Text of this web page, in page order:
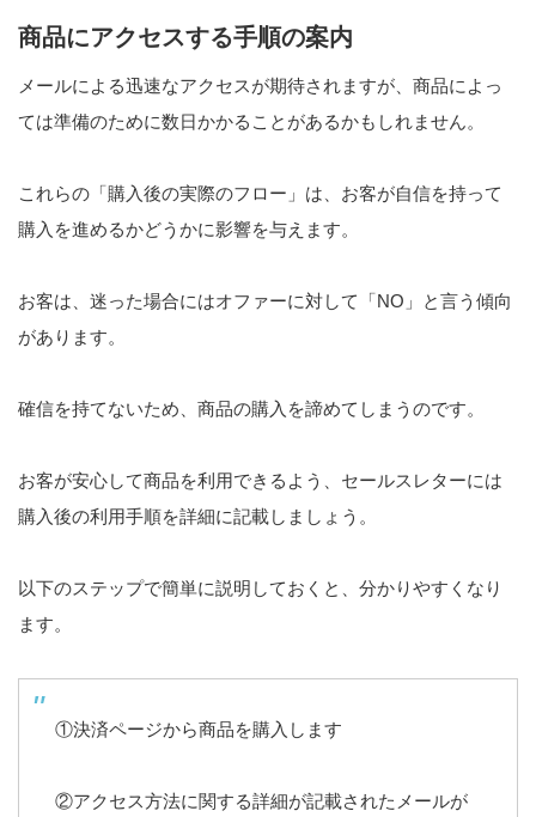
商品にアクセスする手順の案内
メールによる迅速なアクセスが期待されますが、商品によっ
ては準備のために数日かかることがあるかもしれません。
これらの「購入後の実際のフロー」は、お客が自信を持って
購入を進めるかどうかに影響を与えます。
お客は、迷った場合にはオファーに対して「NO」と言う傾向
があります。
確信を持てないため、商品の購入を諦めてしまうのです。
お客が安心して商品を利用できるよう、セールスレターには
購入後の利用手順を詳細に記載しましょう。
以下のステップで簡単に説明しておくと、分かりやすくなり
ます。
①決済ページから商品を購入します
②アクセス方法に関する詳細が記載されたメールが